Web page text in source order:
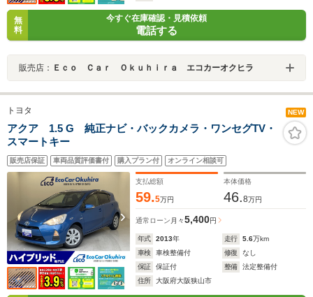
無
料
今すぐ在庫確認・見積依頼
電話する
販売店： Ｅｃｏ Ｃａｒ Ｏｋｕｈｉｒａ エコカーオクヒラ
トヨタ NEW
アクア 1.5 G 純正ナビ・バックカメラ・ワンセグTV・
スマートキー
販売店保証 車両品質評価書付 購入プラン付 オンライン相談可
支払総額
59.5万円
本体価格
46.8万円
通常ローン 月々5,400円
年式 2013年 走行 5.6万km
車検
車検整備付 修復
なし
保証
保証付 整備
法定整備付
住所
大阪府大阪狭山市